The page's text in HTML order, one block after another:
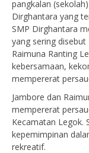
pangkalan
Dirghantara yang
SMP Dirghantara
yang sering disebut
Raimuna Ranting
kebersamaan,
mempererat
Jambore dan
mempererat
Kecamatan Legok.
kepemimpinan
rekreatif.